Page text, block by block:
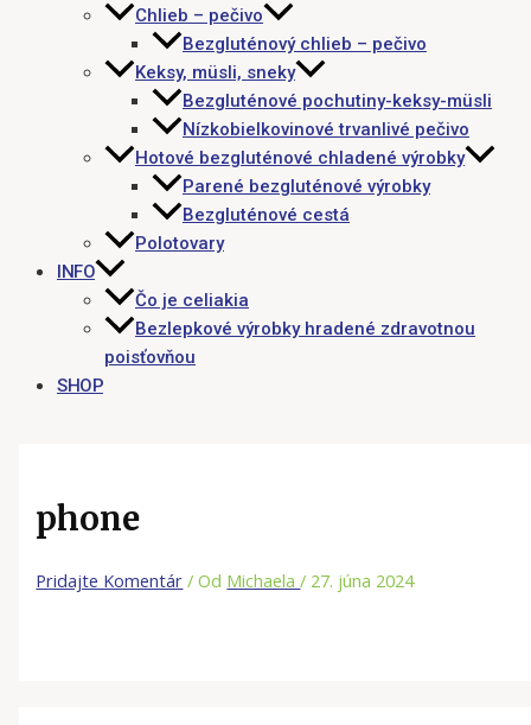
Chlieb – pečivo
Bezgluténový chlieb – pečivo
Keksy, müsli, sneky
Bezgluténové pochutiny-keksy-müsli
Nízkobielkovinové trvanlivé pečivo
Hotové bezgluténové chladené výrobky
Parené bezgluténové výrobky
Bezgluténové cestá
Polotovary
INFO
Čo je celiakia
Bezlepkové výrobky hradené zdravotnou
poisťovňou
SHOP
phone
Pridajte Komentár / Od Michaela/ 27. júna 2024